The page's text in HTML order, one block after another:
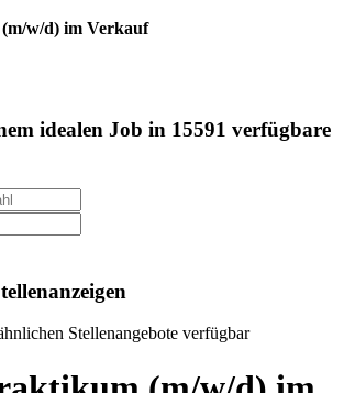
w/d) im Verkauf
idealen Job in 15591 verfügbare
Stellenangebote verfügbar